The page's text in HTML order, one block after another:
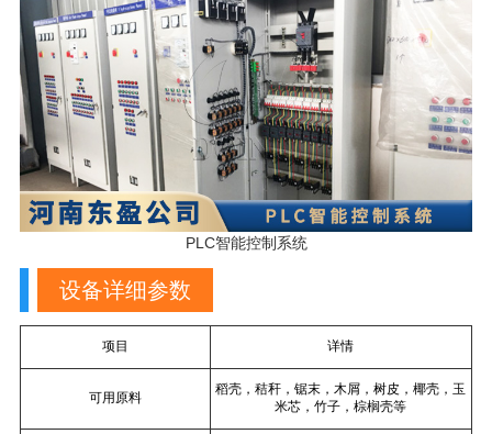
PLC智能控制系统
设备详细参数
项目 详情
可用原料
稻壳，秸秆，锯末，木屑，树皮，椰壳，玉
米芯，竹子，棕榈壳等